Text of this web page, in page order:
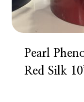
Pearl
Red Silk